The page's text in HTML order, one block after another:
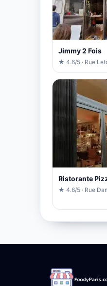
Jimmy 2 Fois
★ 4.6/5 · Rue
Ristorante
★ 4.6/5 · Rue